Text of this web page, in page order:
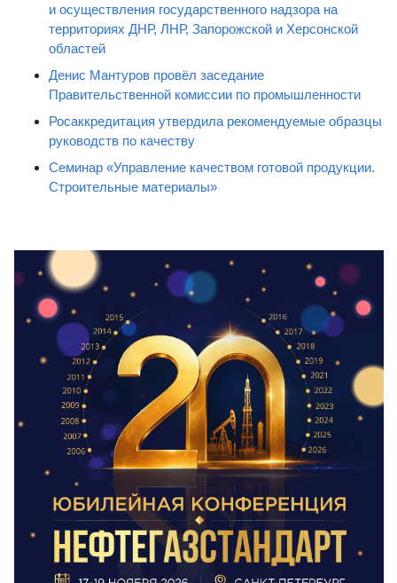
и осуществления государственного надзора на
территориях ДНР, ЛНР, Запорожской и Херсонской
областей
Денис Мантуров провёл заседание
Правительственной комиссии по промышленности
Росаккредитация утвердила рекомендуемые образцы
руководств по качеству
Семинар «Управление качеством готовой продукции.
Строительные материалы»